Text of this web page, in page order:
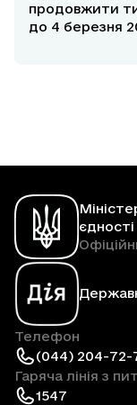
продовжити
до 4 березня
Телефон
(044) 204-72-
Гаряча лінія з
1547